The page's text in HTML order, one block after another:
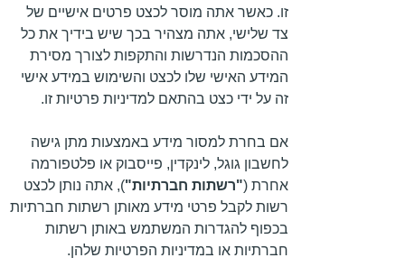
זו. כאשר אתה מוסר לכצט פרטים אישיים של
צד שלישי, אתה מצהיר בכך שיש בידיך את כל
ההסכמות הנדרשות והתקפות לצורך מסירת
המידע האישי שלו לכצט והשימוש במידע אישי
זה על ידי כצט בהתאם למדיניות פרטיות זו.
אם בחרת למסור מידע באמצעות מתן גישה
לחשבון גוגל, לינקדין, פייסבוק או פלטפורמה
אחרת ("רשתות חברתיות"), אתה נותן לכצט
רשות לקבל פרטי מידע מאותן רשתות חברתיות
בכפוף להגדרות המשתמש באותן רשתות
חברתיות או במדיניות הפרטיות שלהן.